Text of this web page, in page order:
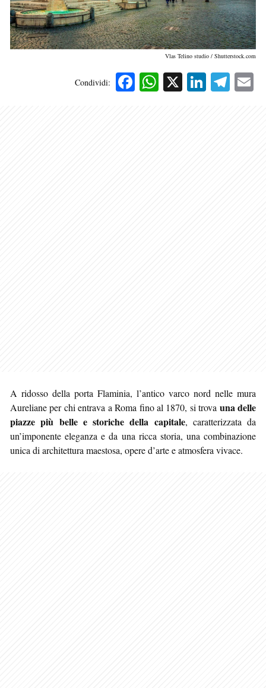
Vlas Telino studio / Shutterstock.com
Condividi: Facebook
WhatsApp
X
A ridosso della porta Flaminia, l’antico varco nord nelle mura
Aureliane per chi entrava a Roma fino al 1870, si trova una delle
piazze più belle e storiche della capitale, caratterizzata da
un’imponente eleganza e da una ricca storia, una combinazione
unica di architettura maestosa, opere d’arte e atmosfera vivace.